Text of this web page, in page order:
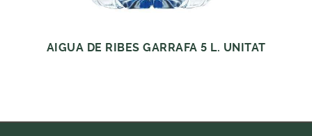
AIGUA DE RIBES GARRAFA 5 L. UNITAT